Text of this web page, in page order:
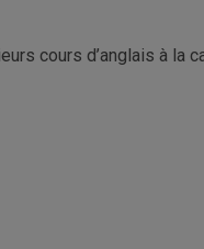
cours d’anglais à la